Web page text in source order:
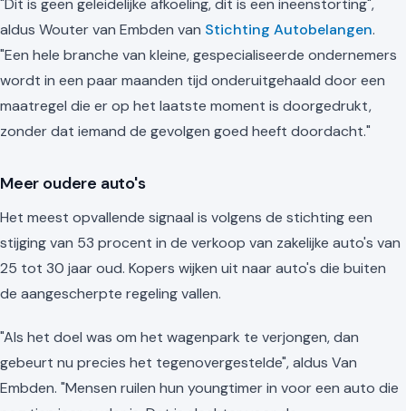
"Dit is geen geleidelijke afkoeling, dit is een ineenstorting",
aldus Wouter van Embden van Stichting Autobelangen.
"Een hele branche van kleine, gespecialiseerde ondernemers
wordt in een paar maanden tijd onderuitgehaald door een
maatregel die er op het laatste moment is doorgedrukt,
zonder dat iemand de gevolgen goed heeft doordacht."
Meer oudere auto's
Het meest opvallende signaal is volgens de stichting een
stijging van 53 procent in de verkoop van zakelijke auto's van
25 tot 30 jaar oud. Kopers wijken uit naar auto's die buiten
de aangescherpte regeling vallen.
"Als het doel was om het wagenpark te verjongen, dan
gebeurt nu precies het tegenovergestelde", aldus Van
Embden. "Mensen ruilen hun youngtimer in voor een auto die